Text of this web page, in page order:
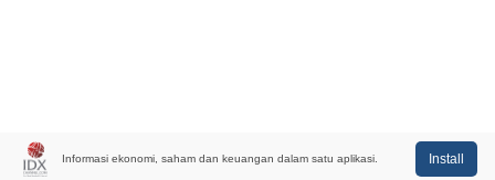
Informasi ekonomi, saham dan keuangan dalam satu aplikasi. Install